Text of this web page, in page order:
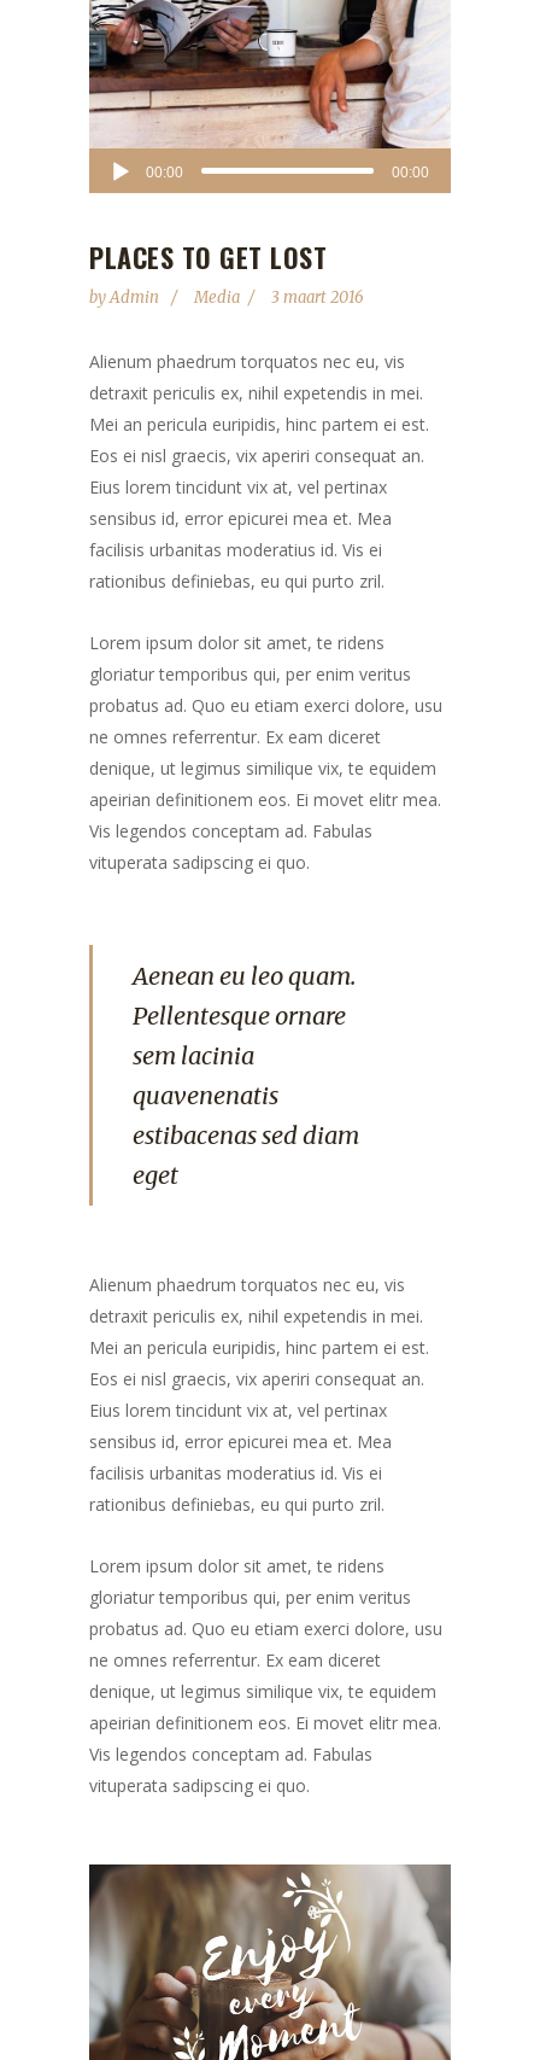
Audiospeler
00:00 00:00
PLACES TO GET LOST
byAdmin Media 3 maart 2016
Alienum phaedrum torquatos nec eu, vis
detraxit periculis ex, nihil expetendis in mei.
Mei an pericula euripidis, hinc partem ei est.
Eos ei nisl graecis, vix aperiri consequat an.
Eius lorem tincidunt vix at, vel pertinax
sensibus id, error epicurei mea et. Mea
facilisis urbanitas moderatius id. Vis ei
rationibus definiebas, eu qui purto zril.
Lorem ipsum dolor sit amet, te ridens
gloriatur temporibus qui, per enim veritus
probatus ad. Quo eu etiam exerci dolore, usu
ne omnes referrentur. Ex eam diceret
denique, ut legimus similique vix, te equidem
apeirian definitionem eos. Ei movet elitr mea.
Vis legendos conceptam ad. Fabulas
vituperata sadipscing ei quo.
Aenean eu leo quam.
Pellentesque ornare
sem lacinia
quavenenatis
estibacenas sed diam
eget
Alienum phaedrum torquatos nec eu, vis
detraxit periculis ex, nihil expetendis in mei.
Mei an pericula euripidis, hinc partem ei est.
Eos ei nisl graecis, vix aperiri consequat an.
Eius lorem tincidunt vix at, vel pertinax
sensibus id, error epicurei mea et. Mea
facilisis urbanitas moderatius id. Vis ei
rationibus definiebas, eu qui purto zril.
Lorem ipsum dolor sit amet, te ridens
gloriatur temporibus qui, per enim veritus
probatus ad. Quo eu etiam exerci dolore, usu
ne omnes referrentur. Ex eam diceret
denique, ut legimus similique vix, te equidem
apeirian definitionem eos. Ei movet elitr mea.
Vis legendos conceptam ad. Fabulas
vituperata sadipscing ei quo.